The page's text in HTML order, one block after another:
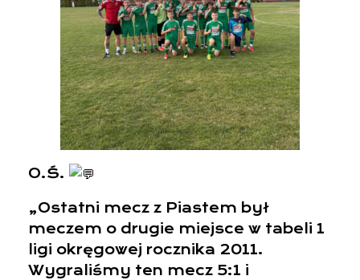
O.Ś.
„Ostatni mecz z Piastem był
meczem o drugie miejsce w tabeli 1
ligi okręgowej rocznika 2011.
Wygraliśmy ten mecz 5:1 i